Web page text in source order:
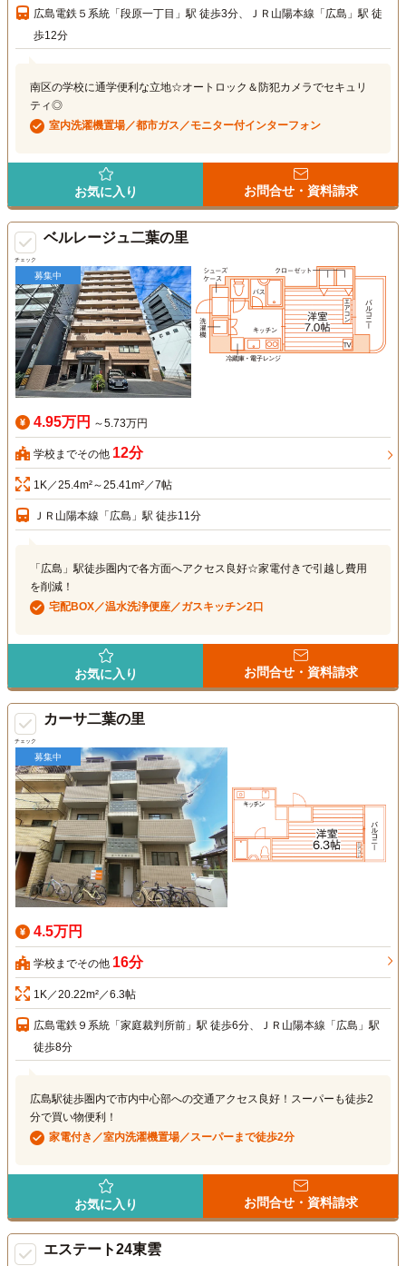
広島電鉄５系統「段原一丁目」駅 徒歩3分、ＪＲ山陽本線「広島」駅 徒
歩12分
南区の学校に通学便利な立地☆オートロック＆防犯カメラでセキュリ
ティ◎
室内洗濯機置場／都市ガス／モニター付インターフォン
お気に入り お問合せ・資料請求
チェック
ベルレージュ二葉の里
募集中
4.95万円 ～5.73万円
学校までその他 12分
1K／25.4m²～25.41m²／7帖
ＪＲ山陽本線「広島」駅 徒歩11分
「広島」駅徒歩圏内で各方面へアクセス良好☆家電付きで引越し費用
を削減！
宅配BOX／温水洗浄便座／ガスキッチン2口
お気に入り お問合せ・資料請求
チェック
カーサ二葉の里
募集中
4.5万円
学校までその他 16分
1K／20.22m²／6.3帖
広島電鉄９系統「家庭裁判所前」駅 徒歩6分、ＪＲ山陽本線「広島」駅
徒歩8分
広島駅徒歩圏内で市内中心部への交通アクセス良好！スーパーも徒歩2
分で買い物便利！
家電付き／室内洗濯機置場／スーパーまで徒歩2分
お気に入り お問合せ・資料請求
エステート24東雲